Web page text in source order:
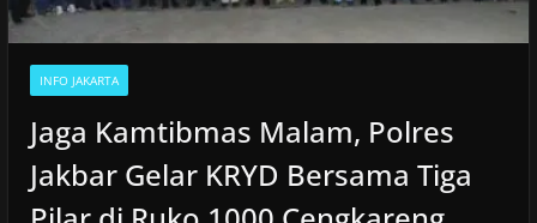
INFO JAKARTA
Jaga Kamtibmas Malam, Polres
Jakbar Gelar KRYD Bersama Tiga